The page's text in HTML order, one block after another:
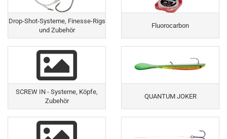
Drop-Shot-Systeme, Finesse-Rigs
und Zubehör
Fluorocarbon
SCREW IN - Systeme, Köpfe,
Zubehör
QUANTUM JOKER